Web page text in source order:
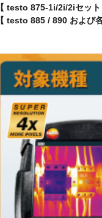
【 testo 875-1i/2i/2iセッ
【 testo 885 / 890 および